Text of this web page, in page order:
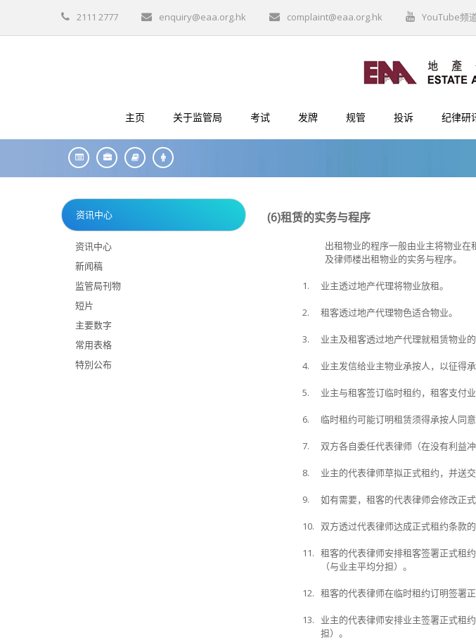
2111 2777 enquiry@eaa.org.hk complaint@eaa.org.hk YouTube频
主页 关于监管局 考试 发牌 规管 投诉 纪律研
资讯中心
资讯中心
新闻稿
监管局刊物
短片
主要数字
常用表格
特別公布
(6)租赁的实务与程序
出租物业的程序一般由业主将物业
及律师楼出租物业的实务与程序。
1. 业主透过地产代理将物业放租。
2. 租客透过地产代理物色适合物业。
3. 业主及租客透过地产代理就租赁物业
4. 业主发信给业主物业承按人，以征得
5. 业主与租客签订临时租约，租客支付业
6. 临时租约可能订明租赁须得承按人同意
7. 双方各自委任代表律师（在没有利益
8. 业主的代表律师草拟正式租约，并送
9. 如有需要，租客的代表律师会修改正
10. 双方透过代表律师达成正式租约条款
11. 租客的代表律师安排租客签署正式租
（与业主平均分担）。
12. 租客的代表律师在临时租约订明签署
13.
业主的代表律师安排业主签署正式租
担）。